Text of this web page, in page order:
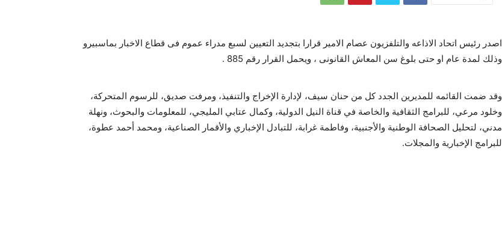
اصدر رئيس اتحاد الاذاعه والتلفزيون عصام الامير قرارا بتجديد التعيين لسبع مدراء عموم فى قطاع الاخبار بماسبيرو
وذلك لمدة عام او حتى بلوغ سن المعاش القانونى ، ويحمل القرار رقم 885 .
وقد ضمت القائمه للمديرين الجدد كل من حنان سيف، لإدارة الإخراج والتنفيذ، ومرفت صديق، للرسوم المتحركة،
وخلود مرعي، للبرامج الثقافية والخاصة في قناة النيل الدولية، وكمال عتابي المليجي، للمعلومات والبحوث، ونهلة
مدني، لتحليل الصحافة الوطنية والأجنبية، وفاطمة غرابة، للتبادل الإخباري والأقمار الصناعية، ومحمد أحمد عطوة،
للبرامج الإخبارية والمجلات.